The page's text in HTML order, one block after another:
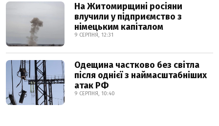
На Житомирщині росіяни
влучили у підприємство з
німецьким капіталом
9 СЕРПНЯ, 12:31
Одещина частково без світла
після однієї з наймасштабніших
атак РФ
9 СЕРПНЯ, 10:40